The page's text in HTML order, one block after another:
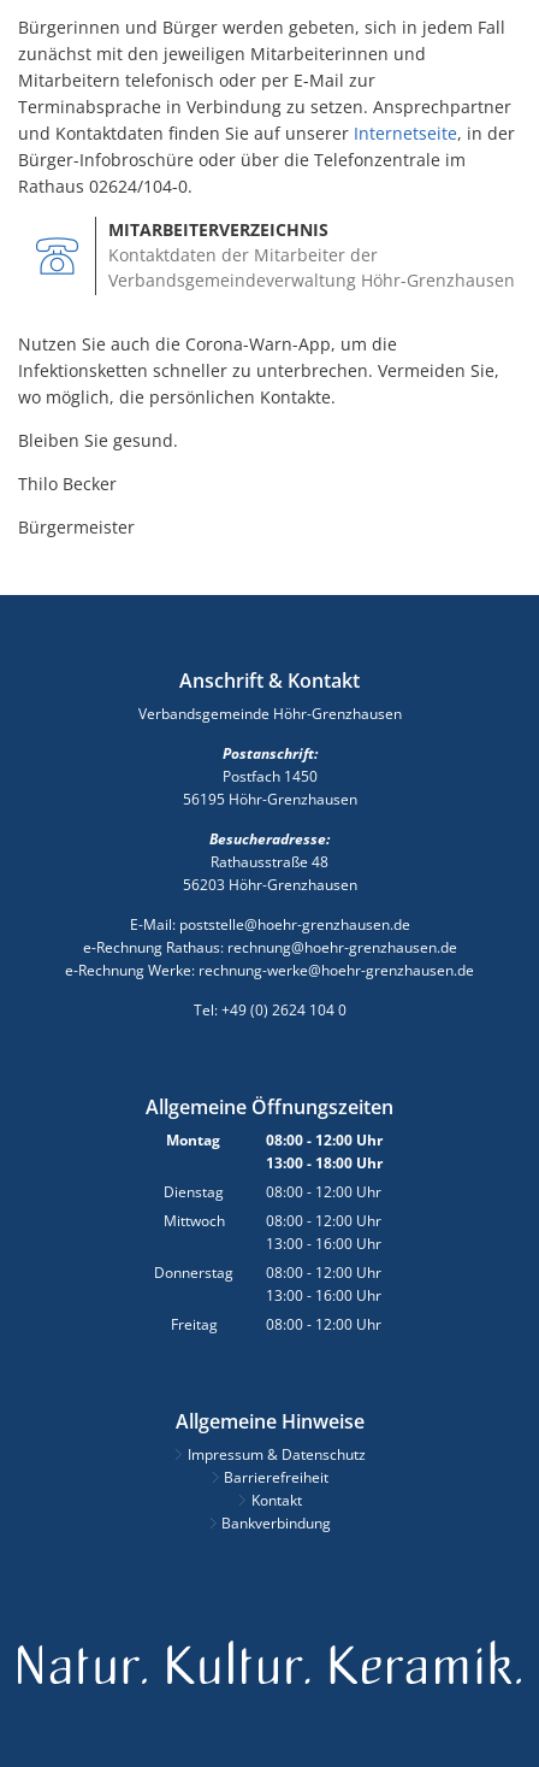
Bürgerinnen und Bürger werden gebeten, sich in jedem Fall
zunächst mit den jeweiligen Mitarbeiterinnen und
Mitarbeitern telefonisch oder per E-Mail zur
Terminabsprache in Verbindung zu setzen. Ansprechpartner
und Kontaktdaten finden Sie auf unserer Internetseite, in der
Bürger-Infobroschüre oder über die Telefonzentrale im
Rathaus 02624/104-0.
MITARBEITERVERZEICHNIS
Kontaktdaten der Mitarbeiter der
Verbandsgemeindeverwaltung Höhr-Grenzhausen
Nutzen Sie auch die Corona-Warn-App, um die
Infektionsketten schneller zu unterbrechen. Vermeiden Sie,
wo möglich, die persönlichen Kontakte.
Bleiben Sie gesund.
Thilo Becker
Bürgermeister
Anschrift & Kontakt
Verbandsgemeinde Höhr-Grenzhausen
Postanschrift:
Postfach 1450
56195 Höhr-Grenzhausen
Besucheradresse:
Rathausstraße 48
56203 Höhr-Grenzhausen
E-Mail: poststelle@hoehr-grenzhausen.de
e-Rechnung Rathaus: rechnung@hoehr-grenzhausen.de
e-Rechnung Werke: rechnung-werke@hoehr-grenzhausen.de
Tel: +49 (0) 2624 104 0
Allgemeine Öffnungszeiten
Montag 08:00- 12:00Uhr
Von 08:00 bis 12:00 Uhr
13:00- 18:00Uhr
Von 13:00 bis 18:00 Uhr
Dienstag 08:00- 12:00 Uhr
Von 08:00 bis 12:00 Uhr
Mittwoch 08:00- 12:00 Uhr
Von 08:00 bis 12:00 Uhr
13:00- 16:00 Uhr
Von 13:00 bis 16:00 Uhr
Donnerstag 08:00- 12:00 Uhr
Von 08:00 bis 12:00 Uhr
13:00- 16:00 Uhr
Von 13:00 bis 16:00 Uhr
Freitag 08:00- 12:00 Uhr
Allgemeine Hinweise
Impressum & Datenschutz
Barrierefreiheit
Kontakt
Bankverbindung